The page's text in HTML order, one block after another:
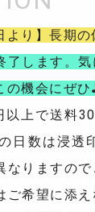
より】長期の
了します。
の機会にぜひ
上で送料
日数は浸透
なりますの
ご希望に添